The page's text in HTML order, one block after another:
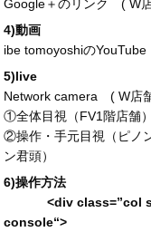
Google＋のリンク ( W
4)動画
ibe tomoyoshiの
5)live
Network camera ( W店
①全体目視（FV1階店舗）
②操作・手元目視（ピノ
ン君頭）
6)操作方法
<div class=”col
console“>